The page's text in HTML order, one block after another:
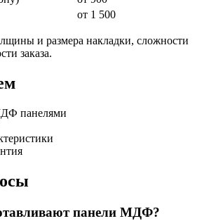
от 1 500
и размера накладки, сложности
заказа.
панелями
панели МДФ?